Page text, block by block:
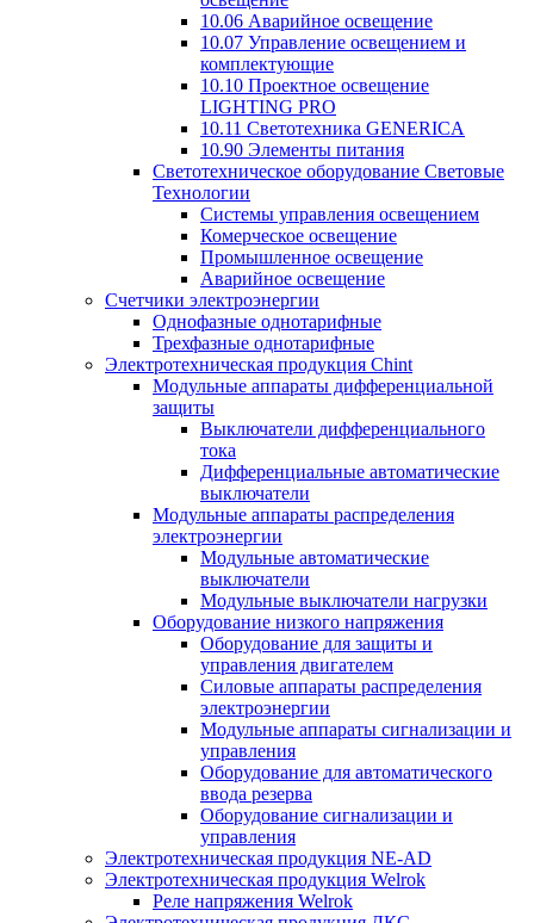
10.06 Аварийное освещение
10.07 Управление освещением и
комплектующие
10.10 Проектное освещение
LIGHTING PRO
10.11 Светотехника GENERICA
10.90 Элементы питания
Светотехническое оборудование Световые
Технологии
Системы управления освещением
Комерческое освещение
Промышленное освещение
Аварийное освещение
Счетчики электроэнергии
Однофазные однотарифные
Трехфазные однотарифные
Электротехническая продукция Chint
Модульные аппараты дифференциальной
защиты
Выключатели дифференциального
тока
Дифференциальные автоматические
выключатели
Модульные аппараты распределения
электроэнергии
Модульные автоматические
выключатели
Модульные выключатели нагрузки
Оборудование низкого напряжения
Оборудование для защиты и
управления двигателем
Силовые аппараты распределения
электроэнергии
Модульные аппараты сигнализации и
управления
Оборудование для автоматического
ввода резерва
Оборудование сигнализации и
управления
Электротехническая продукция NE-AD
Электротехническая продукция Welrok
Реле напряжения Welrok